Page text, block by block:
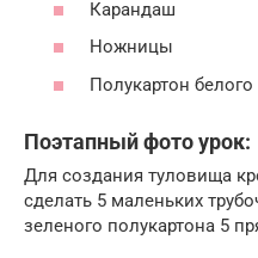
Карандаш
Ножницы
Полукартон
Поэтапный фото урок:
Для создания туловища
сделать 5 маленьких
зеленого полукартона 5